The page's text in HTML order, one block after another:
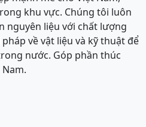
khu vực. Chúng tôi luôn
nguyên liệu với chất lượng
về vật liệu và kỹ thuật để
nước. Góp phần thúc